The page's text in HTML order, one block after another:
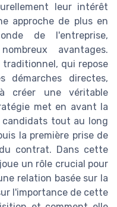
leur intérêt
approche de plus en
de l'entreprise,
avantages.
qui repose
démarches directes,
créer une véritable
met en avant la
tout au long
la première prise de
contrat. Dans cette
un rôle crucial pour
relation basée sur la
l'importance de cette